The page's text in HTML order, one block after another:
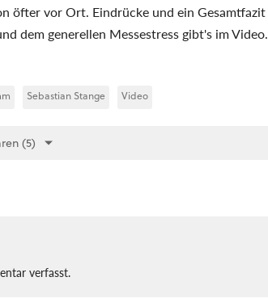
öfter vor Ort. Eindrücke und ein Gesamtfazit
dem generellen Messestress gibt's im Video.
Sebastian Stange Video
(5)
verfasst.